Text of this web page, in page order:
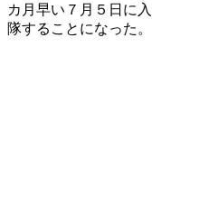
カ月早い７月５日に入
隊することになった。